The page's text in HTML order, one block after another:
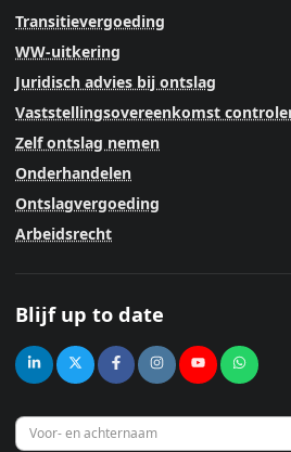
Transitievergoeding
WW-uitkering
Juridisch advies bij ontslag
Vaststellingsovereenkomst
Zelf ontslag nemen
Onderhandelen
Ontslagvergoeding
Arbeidsrecht
Blijf up to date